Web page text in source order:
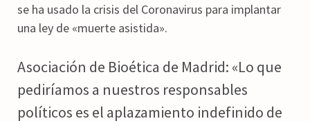
se ha usado la crisis del Coronavirus para implantar
una ley de «muerte asistida».
Asociación de Bioética de Madrid: «Lo que
pediríamos a nuestros responsables
políticos es el aplazamiento indefinido de